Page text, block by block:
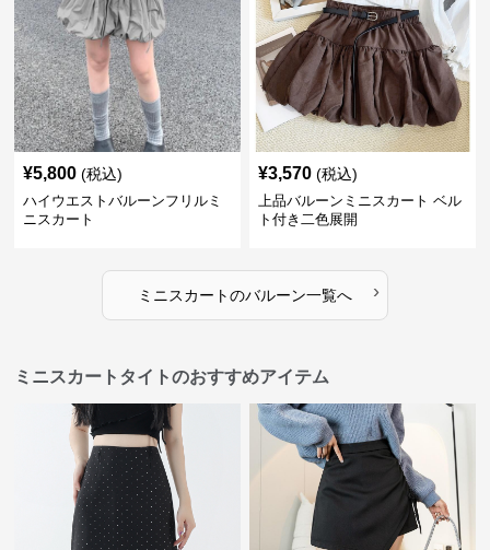
¥5,800 (税込)
ハイウエストバルーンフリルミ
ニスカート
¥3,570 (税込)
上品バルーンミニスカート ベル
ト付き二色展開
ミニスカートのバルーン一覧へ ›
ミニスカートタイトのおすすめアイテム